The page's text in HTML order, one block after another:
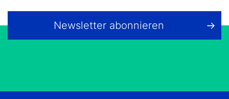
Newsletter abonnieren